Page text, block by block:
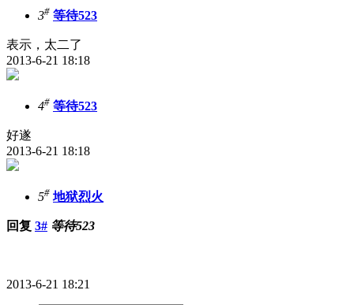
3# 等待523
表示，太二了
2013-6-21 18:18
4# 等待523
好遂
2013-6-21 18:18
5# 地狱烈火
回复 3# 等待523
2013-6-21 18:21